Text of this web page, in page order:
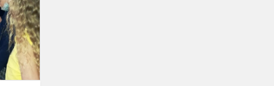
mėnulio
paviršius